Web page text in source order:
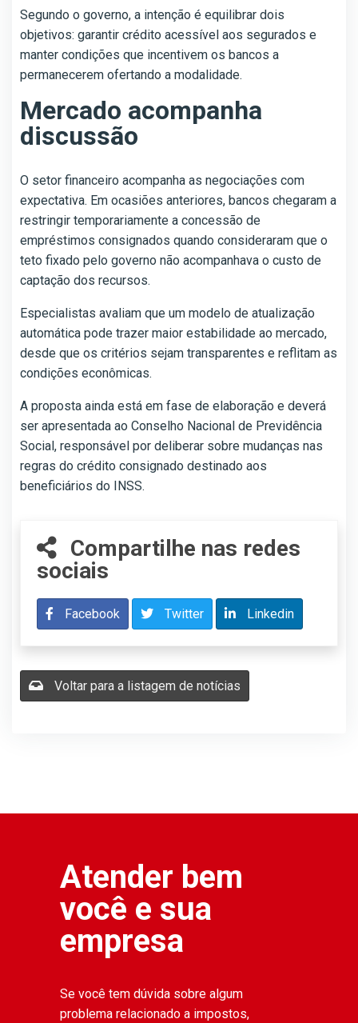
Segundo o governo, a intenção é equilibrar dois
objetivos: garantir crédito acessível aos segurados e
manter condições que incentivem os bancos a
permanecerem ofertando a modalidade.
Mercado acompanha
discussão
O setor financeiro acompanha as negociações com
expectativa. Em ocasiões anteriores, bancos chegaram a
restringir temporariamente a concessão de
empréstimos consignados quando consideraram que o
teto fixado pelo governo não acompanhava o custo de
captação dos recursos.
Especialistas avaliam que um modelo de atualização
automática pode trazer maior estabilidade ao mercado,
desde que os critérios sejam transparentes e reflitam as
condições econômicas.
A proposta ainda está em fase de elaboração e deverá
ser apresentada ao Conselho Nacional de Previdência
Social, responsável por deliberar sobre mudanças nas
regras do crédito consignado destinado aos
beneficiários do INSS.
Compartilhe nas redes
sociais
Facebook Twitter Linkedin
Voltar para a listagem de notícias
Atender bem
você e sua
empresa
Se você tem dúvida sobre algum
problema relacionado a impostos,